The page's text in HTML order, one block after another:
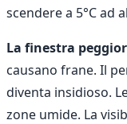
scendere a 5°C ad
La finestra
causano frane. Il
diventa insidioso.
zone umide. La